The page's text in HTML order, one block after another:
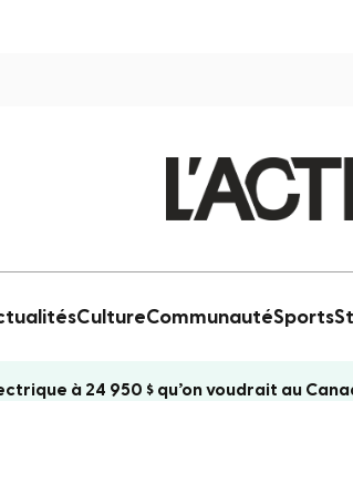
CultureCommunautéSports
à 24 950 $ qu’on voudrait au